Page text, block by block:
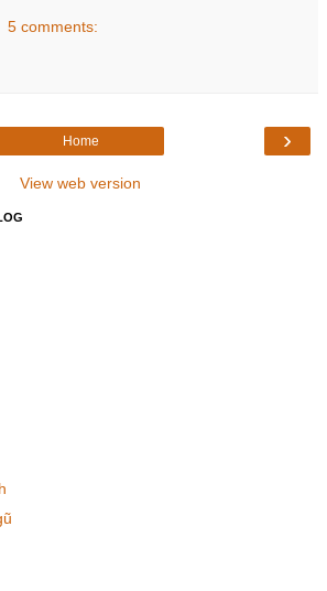
5 comments:
›
Home
View web version